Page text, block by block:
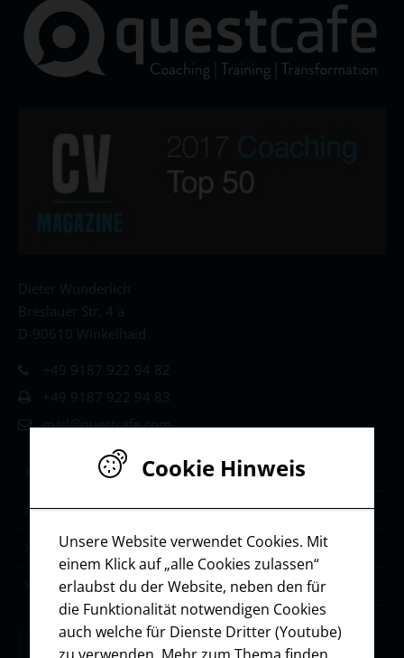
mail@questcafe.com
Life & Leadership Coaching
Stärken-Coaching
Selbstmanagement
Ressourcen / Downloads
Cookie Hinweis
Unsere Website verwendet Cookies. Mit
einem Klick auf „alle Cookies zulassen“
erlaubst du der Website, neben den für
die Funktionalität notwendigen Cookies
auch welche für Dienste Dritter (Youtube)